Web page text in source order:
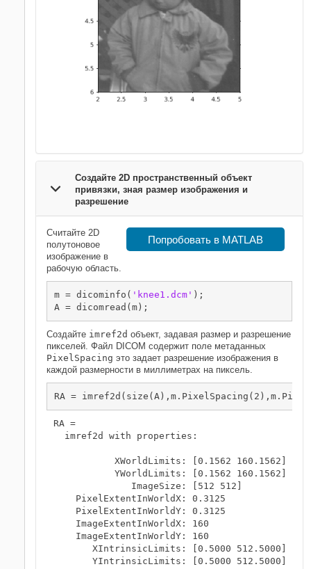
Создайте 2D пространственный объект
привязки, зная размер изображения и
разрешение
Попробовать в MATLAB
Считайте 2D
полутоновое
изображение в
рабочую область.
m = dicominfo( 'knee1.dcm' );
A = dicomread(m);
Создайте imref2d объект, задавая размер и разрешение
пикселей. Файл DICOM содержит поле метаданных
PixelSpacing это задает разрешение изображения в
каждой размерности в миллиметрах на пиксель.
RA =
RA =
  imref2d with properties:
           XWorldLimits: [0.1562 160.1562]
           YWorldLimits: [0.1562 160.1562]
              ImageSize: [512 512]
    PixelExtentInWorldX: 0.3125
    PixelExtentInWorldY: 0.3125
    ImageExtentInWorldX: 160
    ImageExtentInWorldY: 160
       XIntrinsicLimits: [0.5000 512.5000]
       YIntrinsicLimits: [0.5000 512.5000]